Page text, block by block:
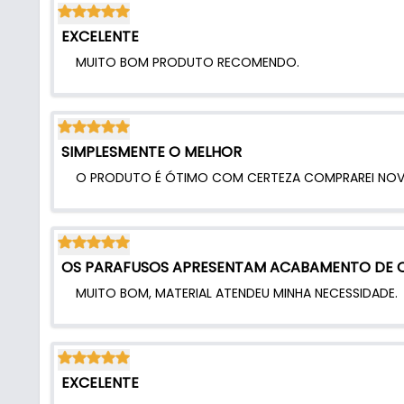
- Tipo de parafuso: União flangeado
- Cabeça: Flangeada
- Tipo de rosca: Mecânica
- Broca recomendada: 5 mm
- Unidade de venda: Unidade avulsa
- Espessura máxima das superfícies a unir: Até 25
- Código do produto: 0908051
EXCELENTE
MUITO BOM PRODUTO RECOMENDO.
SIMPLESMENTE O MELHOR
O PRODUTO É ÓTIMO COM CERTEZA COMPRAREI
OS PARAFUSOS APRESENTAM ACABAMENTO DE
MUITO BOM, MATERIAL ATENDEU MINHA NECESSIDADE.
EXCELENTE